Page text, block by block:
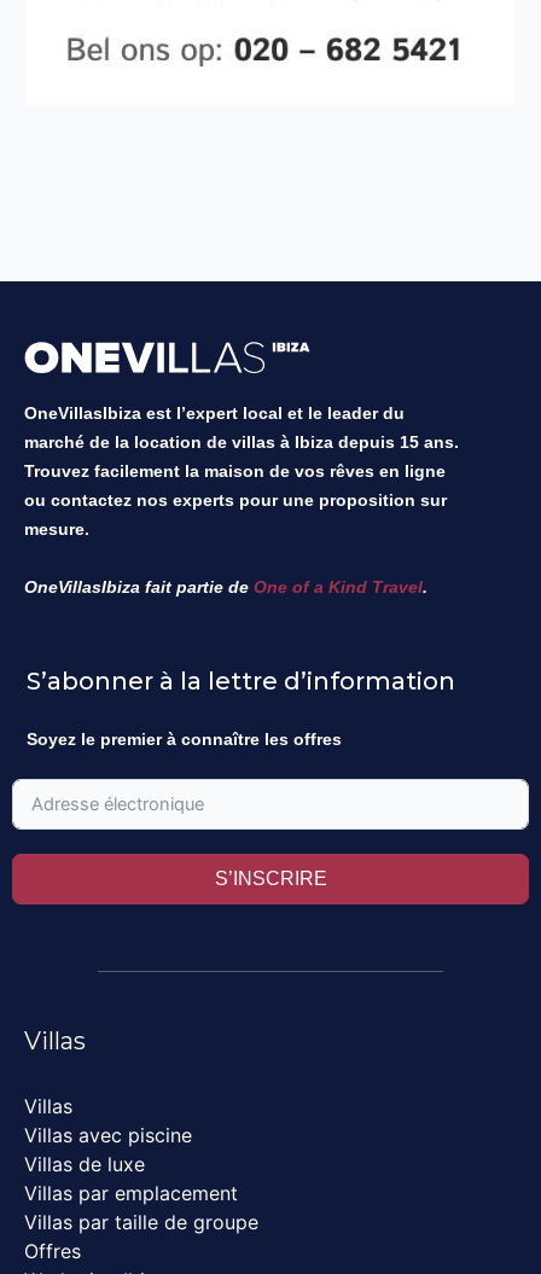
OneVillasIbiza est l’expert local et le leader du
marché de la location de villas à Ibiza depuis 15 ans.
Trouvez facilement la maison de vos rêves en ligne
ou contactez nos experts pour une proposition sur
mesure.
OneVillasIbiza fait partie de One of a Kind Travel.
S’abonner à la lettre d’information
Soyez le premier à connaître les offres
S’INSCRIRE
Villas
Villas
Villas avec piscine
Villas de luxe
Villas par emplacement
Villas par taille de groupe
Offres